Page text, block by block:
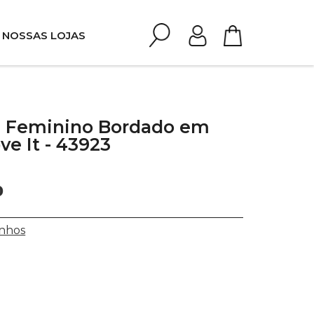
NOSSAS LOJAS
Feminino Bordado em
It - 43923